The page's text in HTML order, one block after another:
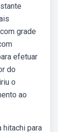
grade
efetuar
do
o
ao
hitachi para